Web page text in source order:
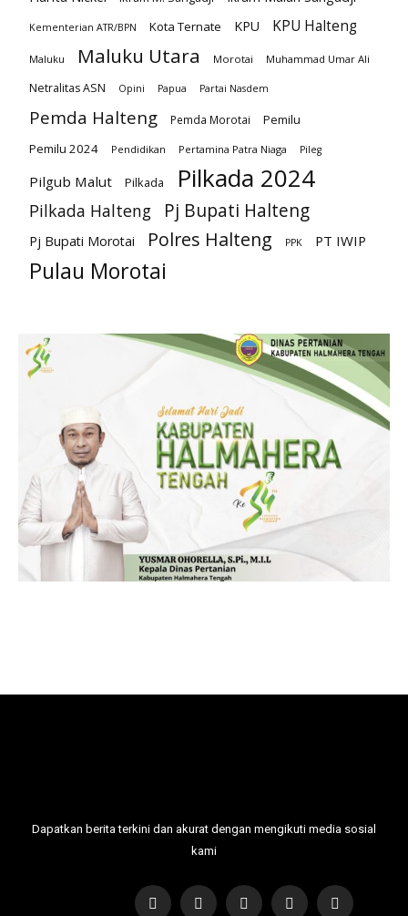
Kementerian ATR/BPN Kota Ternate KPU KPU Halteng
Maluku Maluku Utara Morotai Muhammad Umar Ali
Netralitas ASN Opini Papua Partai Nasdem
Pemda Halteng Pemda Morotai
Pemilu
Pemilu 2024
Pendidikan Pertamina Patra Niaga Pileg
Pilgub Malut Pilkada Pilkada 2024
Pilkada Halteng Pj Bupati Halteng
Pj Bupati Morotai Polres Halteng PPK PT IWIP
Pulau Morotai
Dapatkan berita terkini dan akurat dengan mengikuti media sosial
kami